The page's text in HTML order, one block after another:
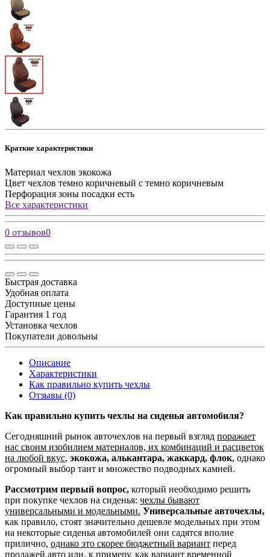
Краткие характеристики
Материал чехлов экокожа
Цвет чехлов темно коричневый с темно коричневым
Перфорация зоны посадки есть
Все характеристики
0 отзывов0
Быстрая доставка
Удобная оплата
Доступные цены
Гарантия 1 год
Установка чехлов
Покупатели довольны
Описание
Характеристики
Как правильно купить чехлы
Отзывы (0)
Как правильно купить чехлы на сиденья автомобиля?
Сегодняшний рынок авточехлов на первый взгляд поражает
нас своим изобилием материалов, их комбинаций и расцветок
на любой вкус, экокожа, алькантара, жаккард, флок, однако
огромный выбор таит и множество подводных камней.
Рассмотрим первый вопрос, который необходимо решить
при покупке чехлов на сиденья: чехлы бывают
универсальными и модельными. Универсальные авточехлы,
как правило, стоят значительно дешевле модельных при этом
на некоторые сиденья автомобилей они садятся вполне
прилично, однако это скорее бюджетный вариант перед
продажей авто или, к примеру, как вариант временной